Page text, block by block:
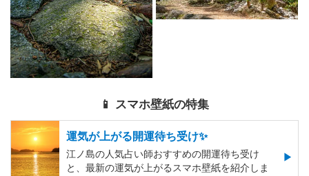
📱 スマホ壁紙の特集
運気が上がる開運待ち受け✨
江ノ島の人気占い師おすすめの開運待ち受け
と、最新の運気が上がるスマホ壁紙を紹介しま